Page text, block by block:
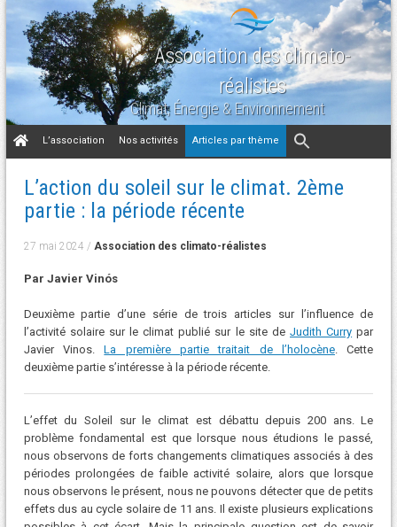
Association des climato-
réalistes
Climat, Énergie & Environnement
Aller
au
L’association Nos activités Articles par thème
L’action du soleil sur le climat. 2ème
partie : la période récente
27 mai 2024 / Association des climato-réalistes
Par Javier Vinós
Deuxième partie d’une série de trois articles sur l’influence de
l’activité solaire sur le climat publié sur le site deJudith Curry par
Javier Vinos.La première partie traitait de l’holocène. Cette
deuxième partie s’intéresse à la période récente.
L’effet du Soleil sur le climat est débattu depuis 200 ans. Le
problème fondamental est que lorsque nous étudions le passé,
nous observons de forts changements climatiques associés à des
périodes prolongées de faible activité solaire, alors que lorsque
nous observons le présent, nous ne pouvons détecter que de petits
effets dus au cycle solaire de 11 ans. Il existe plusieurs explications